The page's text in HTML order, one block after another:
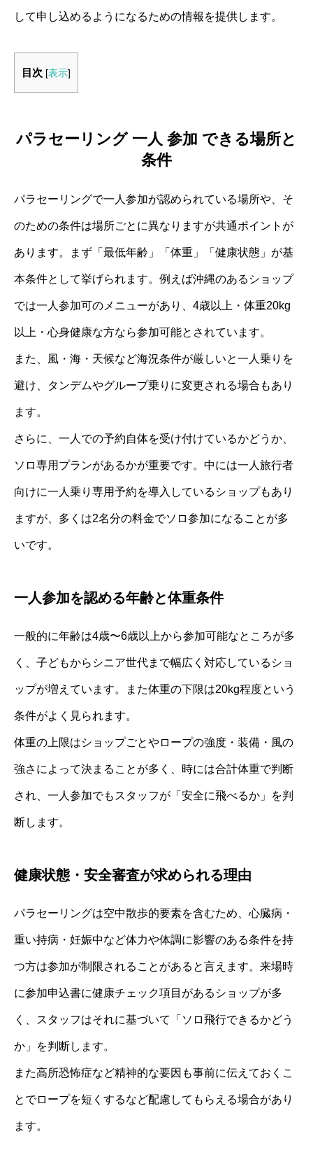
して申し込めるようになるための情報を提供します。
目次 [表示]
パラセーリング 一人 参加 できる場所と
条件
パラセーリングで一人参加が認められている場所や、そ
のための条件は場所ごとに異なりますが共通ポイントが
あります。まず「最低年齢」「体重」「健康状態」が基
本条件として挙げられます。例えば沖縄のあるショップ
では一人参加可のメニューがあり、4歳以上・体重20kg
以上・心身健康な方なら参加可能とされています。
また、風・海・天候など海況条件が厳しいと一人乗りを
避け、タンデムやグループ乗りに変更される場合もあり
ます。
さらに、一人での予約自体を受け付けているかどうか、
ソロ専用プランがあるかが重要です。中には一人旅行者
向けに一人乗り専用予約を導入しているショップもあり
ますが、多くは2名分の料金でソロ参加になることが多
いです。
一人参加を認める年齢と体重条件
一般的に年齢は4歳〜6歳以上から参加可能なところが多
く、子どもからシニア世代まで幅広く対応しているショ
ップが増えています。また体重の下限は20kg程度という
条件がよく見られます。
体重の上限はショップごとやロープの強度・装備・風の
強さによって決まることが多く、時には合計体重で判断
され、一人参加でもスタッフが「安全に飛べるか」を判
断します。
健康状態・安全審査が求められる理由
パラセーリングは空中散歩的要素を含むため、心臓病・
重い持病・妊娠中など体力や体調に影響のある条件を持
つ方は参加が制限されることがあると言えます。来場時
に参加申込書に健康チェック項目があるショップが多
く、スタッフはそれに基づいて「ソロ飛行できるかどう
か」を判断します。
また高所恐怖症など精神的な要因も事前に伝えておくこ
とでロープを短くするなど配慮してもらえる場合があり
ます。